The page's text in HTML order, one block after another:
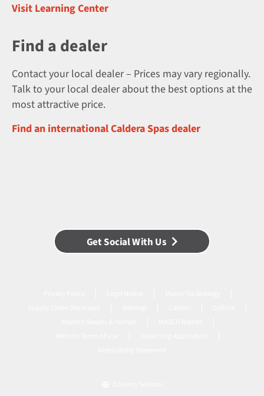
Visit Learning Center
Find a dealer
Contact your local dealer – Prices may vary regionally.
Talk to your local dealer about the best options at the
most attractive price.
Find an international Caldera Spas dealer
Get Social With Us